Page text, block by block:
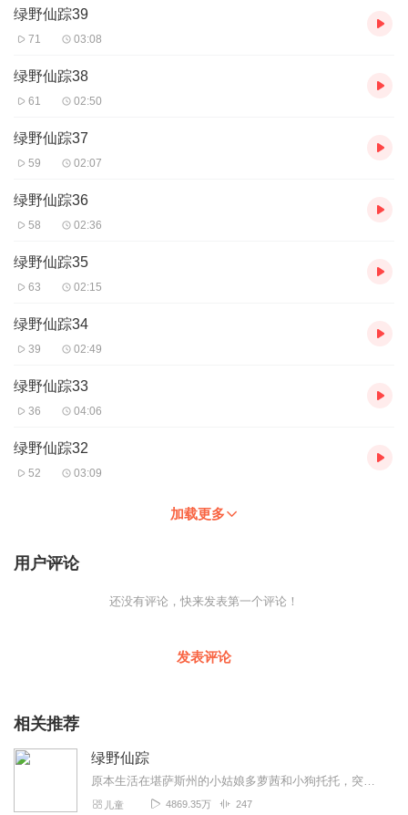
绿野仙踪39
71 03:08
绿野仙踪38
61 02:50
绿野仙踪37
59 02:07
绿野仙踪36
58 02:36
绿野仙踪35
63 02:15
绿野仙踪34
39 02:49
绿野仙踪33
36 04:06
绿野仙踪32
52 03:09
加载更多
用户评论
还没有评论，快来发表第一个评论！
发表评论
相关推荐
绿野仙踪
原本生活在堪萨斯州的小姑娘多萝茜和小狗托托，突然被一阵威力无比的龙卷风吹到了异国他乡——奥芝国。多萝茜渴望回到家乡，回到疼她爱她的爱姆婶婶和亨利叔叔身边。为此她...
儿童 4869.35万 247